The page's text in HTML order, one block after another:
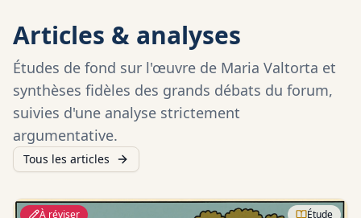
Articles & analyses
Études de fond sur l'œuvre de Maria Valtorta et
synthèses fidèles des grands débats du forum,
suivies d'une analyse strictement
argumentative.
Tous les articles
Étude
À réviser